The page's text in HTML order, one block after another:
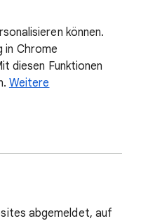
können.
in Chrome
diesen Funktionen
Weitere
abgemeldet, auf